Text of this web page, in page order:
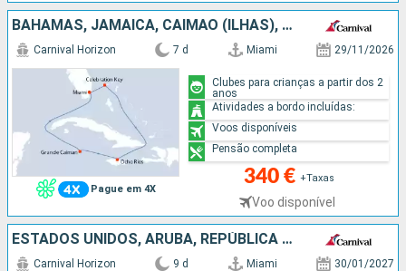
BAHAMAS, JAMAICA, CAIMÃO (ILHAS), ESTADOS UNIDOS
Pague em 4X
Carnival Horizon 7 d Miami 29/11/2026
340 € +Taxas
Voo disponível
Clubes para crianças a partir dos 2
anos
Atividades a bordo incluídas:
Voos disponíveis
Pensão completa
ESTADOS UNIDOS, ARUBA, REPÚBLICA DOMINICANA
Carnival Horizon 9 d Miami 30/01/2027